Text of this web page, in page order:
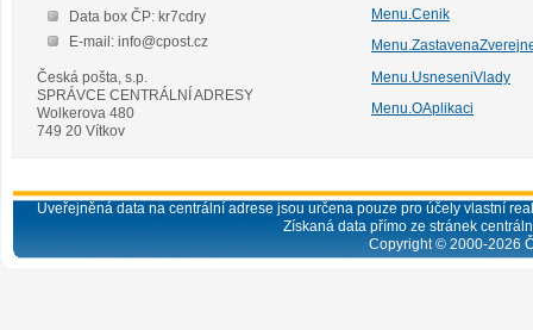
Data box ČP: kr7cdry
E-mail: info@cpost.cz
Česká pošta, s.p.
SPRÁVCE CENTRÁLNÍ ADRESY
Wolkerova 480
749 20 Vítkov
Menu.Cenik
Menu.UsneseniVlady
Menu.OAplikaci
Uveřejněná data na centrální adrese jsou určena pouze pro účely vlastní
Získaná data přímo ze stránek
Copyright © 2000-2026